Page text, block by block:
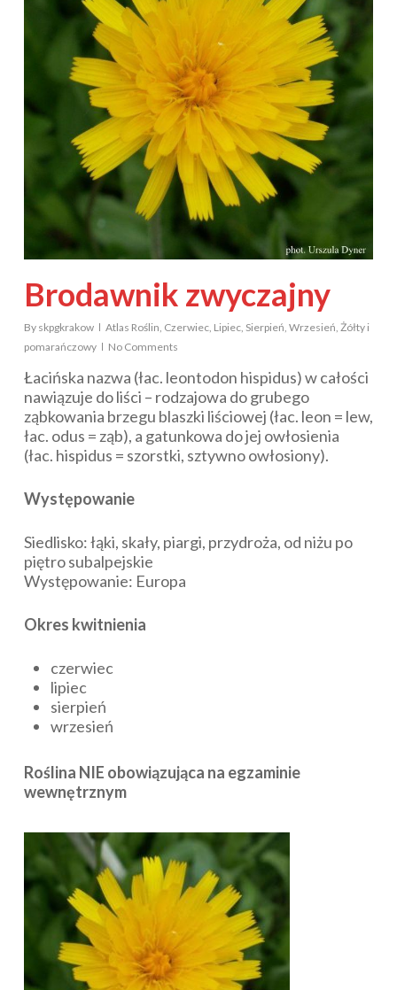
Brodawnik zwyczajny
By skpgkrakow Atlas Roślin Czerwiec, Lipiec, Sierpień Wrzesień Żółty i
pomarańczowy
No Comments
Łacińska nazwa (łac. leontodon hispidus) w całości
nawiązuje do liści – rodzajowa do grubego
ząbkowania brzegu blaszki liściowej (łac. leon = lew,
łac. odus = ząb), a gatunkowa do jej owłosienia
(łac. hispidus = szorstki, sztywno owłosiony).
Występowanie
Siedlisko: łąki, skały, piargi, przydroża, od niżu po
piętro subalpejskie
Występowanie: Europa
Okres kwitnienia
czerwiec
lipiec
sierpień
wrzesień
Roślina NIE obowiązująca na egzaminie
wewnętrznym